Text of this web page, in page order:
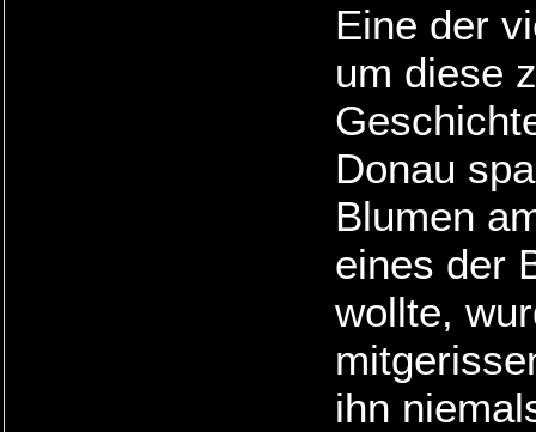
Eine der
um diese
Donau
Blumen
eines der
wollte,
ihn